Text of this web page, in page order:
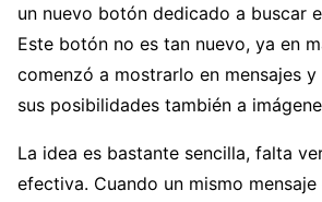
un nuevo botón dedicado a buscar
Este botón no es tan nuevo, ya en
comenzó a mostrarlo en mensajes y
sus posibilidades también a
La idea es bastante sencilla, falta
efectiva. Cuando un mismo